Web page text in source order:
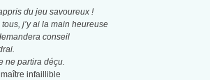
du jeu savoureux !
j’y ai la main heureuse
conseil
ne partira déçu.
maître infaillible